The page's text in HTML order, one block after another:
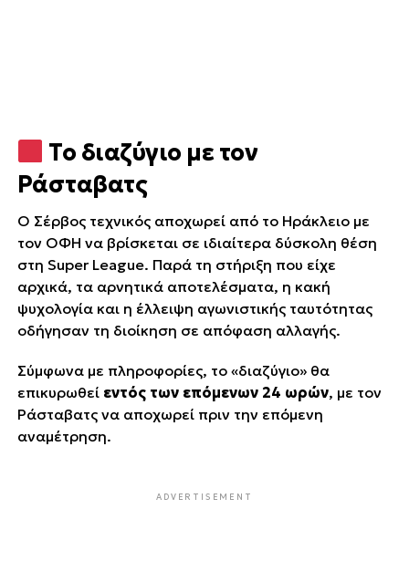
Το διαζύγιο με τον
Ράσταβατς
Ο Σέρβος τεχνικός αποχωρεί από το Ηράκλειο με
τον ΟΦΗ να βρίσκεται σε ιδιαίτερα δύσκολη θέση
στη Super League. Παρά τη στήριξη που είχε
αρχικά, τα αρνητικά αποτελέσματα, η κακή
ψυχολογία και η έλλειψη αγωνιστικής ταυτότητας
οδήγησαν τη διοίκηση σε απόφαση αλλαγής.
Σύμφωνα με πληροφορίες, το «διαζύγιο» θα
επικυρωθεί εντός των επόμενων 24 ωρών, με τον
Ράσταβατς να αποχωρεί πριν την επόμενη
αναμέτρηση.
ADVERTISEMENT